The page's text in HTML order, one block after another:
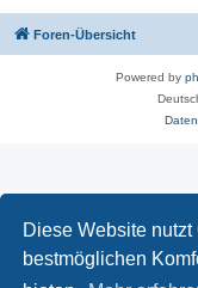
Diese Website
bestmöglichen
Foren-Übersicht
Powered by